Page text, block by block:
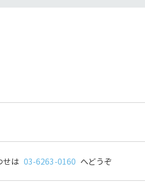
せは 03-6263-0160 へどうぞ